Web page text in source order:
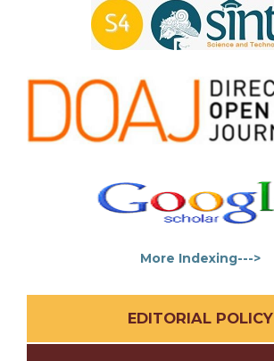
More Indexing--->
EDITORIAL POLICY